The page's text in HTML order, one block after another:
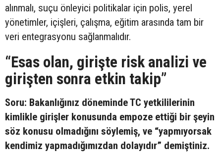
alınmalı, suçu önleyici politikalar için polis, yerel
yönetimler, içişleri, çalışma, eğitim arasında tam bir
veri entegrasyonu sağlanmalıdır.
“Esas olan, girişte risk analizi ve
girişten sonra etkin takip”
Soru: Bakanlığınız döneminde TC yetkililerinin
kimlikle girişler konusunda empoze ettiği bir şeyin
söz konusu olmadığını söylemiş, ve “yapmıyorsak
kendimiz yapmadığımızdan dolayıdır” demiştiniz.